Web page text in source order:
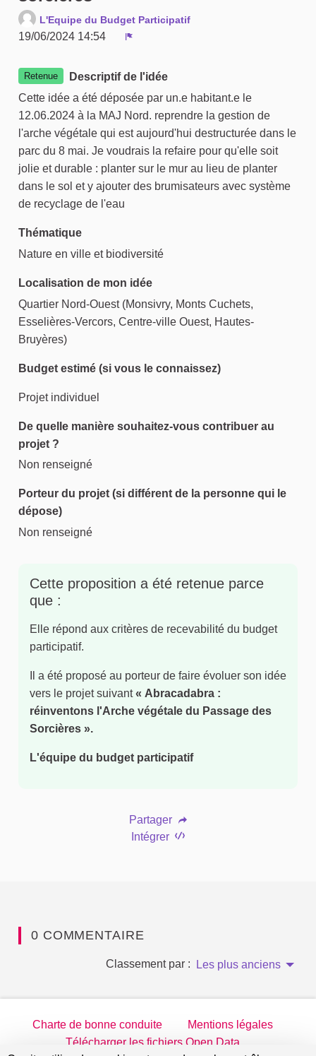
L'Equipe du Budget Participatif
19/06/2024 14:54
Retenue
Descriptif de l'idée
Cette idée a été déposée par un.e habitant.e le
12.06.2024 à la MAJ Nord. reprendre la gestion de
l'arche végétale qui est aujourd'hui destructurée dans le
parc du 8 mai. Je voudrais la refaire pour qu'elle soit
jolie et durable : planter sur le mur au lieu de planter
dans le sol et y ajouter des brumisateurs avec système
de recyclage de l'eau
Thématique
Nature en ville et biodiversité
Localisation de mon idée
Quartier Nord-Ouest (Monsivry, Monts Cuchets,
Esselières-Vercors, Centre-ville Ouest, Hautes-
Bruyères)
Budget estimé (si vous le connaissez)
Projet individuel
De quelle manière souhaitez-vous contribuer au
projet ?
Non renseigné
Porteur du projet (si différent de la personne qui le
dépose)
Non renseigné
Cette proposition a été retenue parce
que :
Elle répond aux critères de recevabilité du budget
participatif.
Il a été proposé au porteur de faire évoluer son idée
vers le projet suivant« Abracadabra :
réinventons l'Arche végétale du Passage des
Sorcières ».
L'équipe du budget participatif
Partager
Intégrer
0 COMMENTAIRE
Classement par : Les plus anciens
Charte de bonne conduite
Mentions légales
Télécharger les fichiers Open Data